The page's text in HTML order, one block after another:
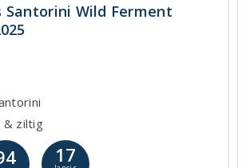
Santorini Wild Ferment
& ziltig
17